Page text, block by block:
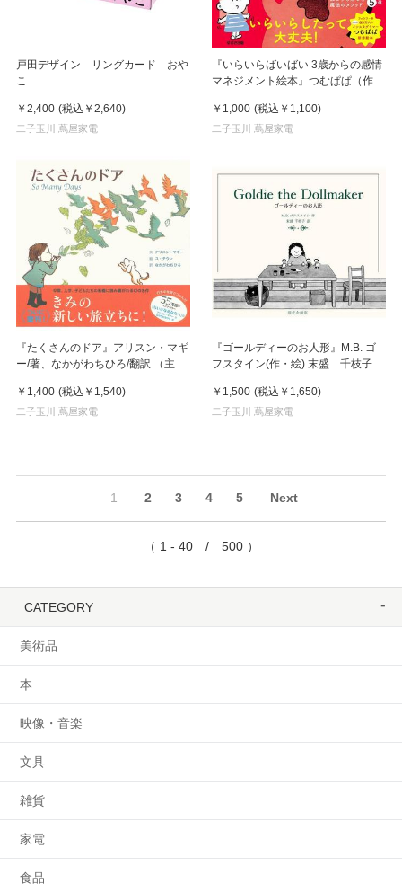
戸田デザイン リングカード おや
こ
￥2,400 (税込 ￥2,640)
二子玉川 蔦屋家電
『いらいらばいばい 3歳からの感情
マネジメント絵本』つむぱぱ（作・
￥1,000 (税込 ￥1,100)
二子玉川 蔦屋家電
『たくさんのドア』アリスン・マギ
ー/著、なかがわちひろ/翻訳 （主婦
￥1,400 (税込 ￥1,540)
二子玉川 蔦屋家電
『ゴールディーのお人形』M.B. ゴ
フスタイン(作・絵) 末盛 千枝子
￥1,500 (税込 ￥1,650)
二子玉川 蔦屋家電
1 2 3 4 5 Next
（ 1 - 40 / 500 ）
CATEGORY
美術品
本
映像・音楽
文具
雑貨
家電
食品